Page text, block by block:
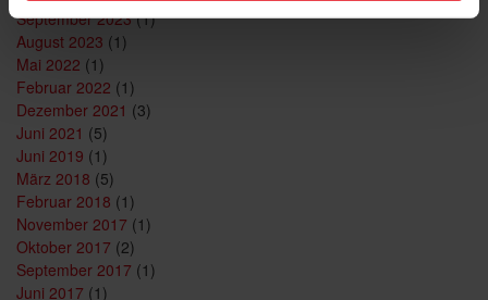
September 2023(1)
August 2023 (1)
Mai 2022 (1)
Februar 2022 (1)
Dezember 2021 (3)
Juni 2021 (5)
Juni 2019 (1)
März 2018 (5)
Februar 2018 (1)
November 2017 (1)
Oktober 2017 (2)
September 2017 (1)
Juni 2017 (1)